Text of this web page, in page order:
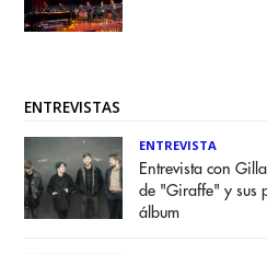
ENTREVISTAS
ENTREVISTA
Entrevista con
de "Giraffe" y sus
álbum